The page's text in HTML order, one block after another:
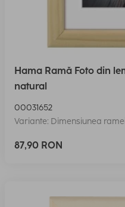
Hama Ramă Foto din
natural
00031652
Variante: Dimensiunea
87,90 RON